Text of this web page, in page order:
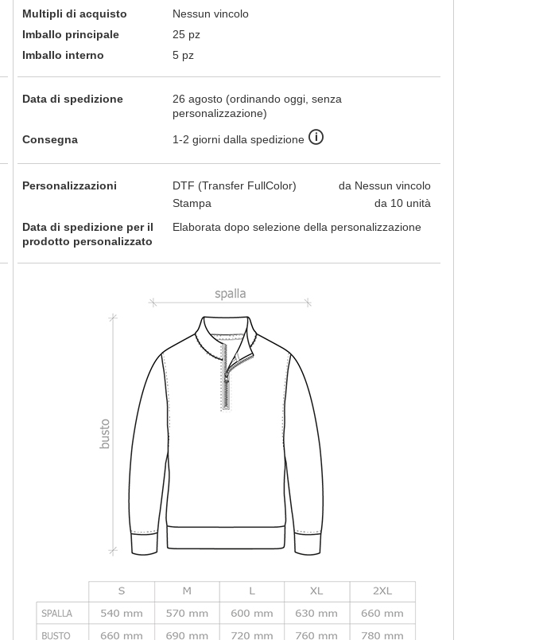
Multipli di acquisto
Nessun vincolo
Imballo principale
25 pz
Imballo interno
5 pz
Data di spedizione
26 agosto (ordinando oggi, senza
personalizzazione)
Consegna 1-2 giorni dalla spedizione 🛈
Personalizzazioni DTF (Transfer FullColor)
da Nessun vincolo
Stampa
da 10 unità
Data di spedizione per il
prodotto personalizzato
Elaborata dopo selezione della personalizzazione